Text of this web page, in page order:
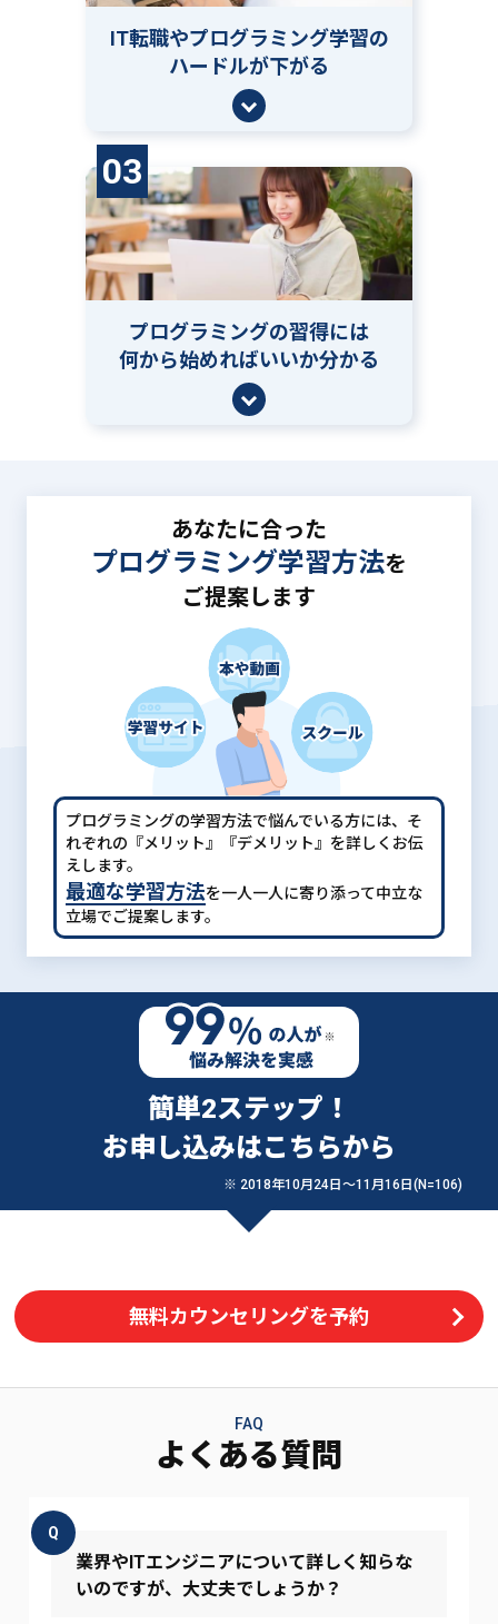
IT転職やプログラミング学習の
ハードルが下がる
03
プログラミングの習得には
何から始めればいいか分かる
あなたに合った
プログラミング学習方法を
ご提案します
プログラミングの学習方法で悩んでいる方には、 そ
れぞれの『メリット』『デメリット』を詳しくお伝
えします。
最適な学習方法を一人一人に寄り添って中立な
立場でご提案します。
簡単2ステップ！
お申し込みはこちらから
※ 2018年10月24日〜11月16日(N=106)
無料カウンセリングを予約
FAQ
よくある質問
Q
業界やITエンジニアについて詳しく知らな
いのですが、大丈夫でしょうか？